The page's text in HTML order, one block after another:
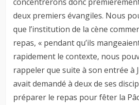
concentrerons donc
deux premiers évangiles. Nous
que l’institution de la cène
repas, « pendant qu’ils
rapidement le contexte, nous
rappeler que suite à son entrée à
avait demandé à deux de ses
préparer le repas pour fêter la